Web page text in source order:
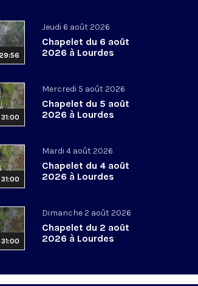
29:56
Jeudi 6 août 2026
Chapelet du 6 août
2026 à Lourdes
31:00
Mercredi 5 août 2026
Chapelet du 5 août
2026 à Lourdes
31:00
Mardi 4 août 2026
Chapelet du 4 août
2026 à Lourdes
31:00
Dimanche 2 août 2026
Chapelet du 2 août
2026 à Lourdes